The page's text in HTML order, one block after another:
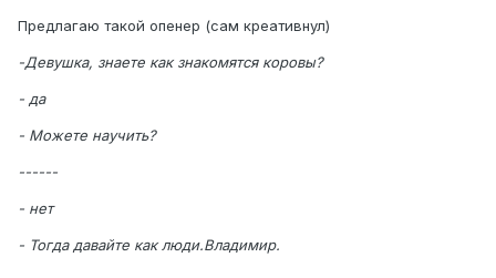
Предлагаю такой опенер (сам креативнул)
-Девушка, знаете как знакомятся коровы?
- да
- Можете научить?
------
- нет
- Тогда давайте как люди.Владимир.